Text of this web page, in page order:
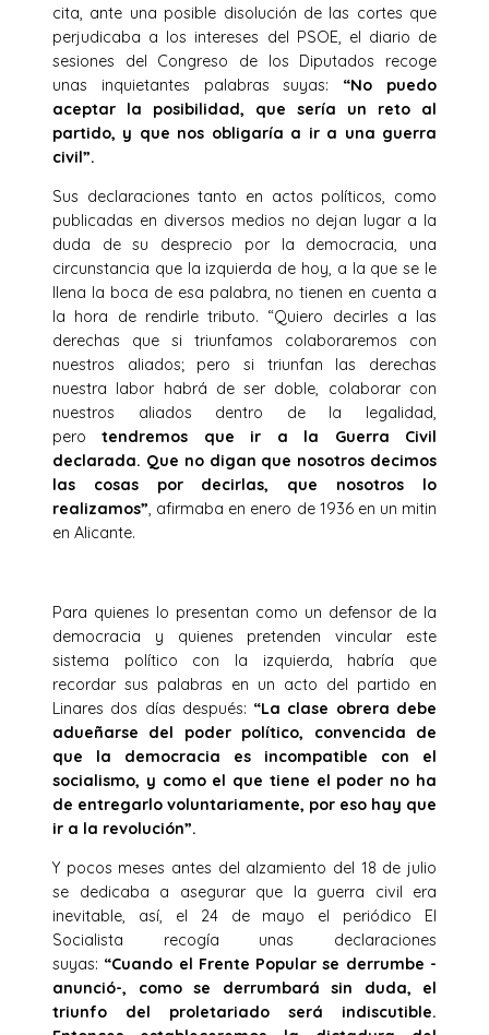
cita, ante una posible disolución de las cortes que
perjudicaba a los intereses del PSOE, el diario de
sesiones del Congreso de los Diputados recoge
unas inquietantes palabras suyas: “No puedo
aceptar la posibilidad, que sería un reto al
partido, y que nos obligaría a ir a una guerra
civil”.
Sus declaraciones tanto en actos políticos, como
publicadas en diversos medios no dejan lugar a la
duda de su desprecio por la democracia, una
circunstancia que la izquierda de hoy, a la que se le
llena la boca de esa palabra, no tienen en cuenta a
la hora de rendirle tributo. “Quiero decirles a las
derechas que si triunfamos colaboraremos con
nuestros aliados; pero si triunfan las derechas
nuestra labor habrá de ser doble, colaborar con
nuestros aliados dentro de la legalidad,
pero tendremos que ir a la Guerra Civil
declarada. Que no digan que nosotros decimos
las cosas por decirlas, que nosotros lo
realizamos”, afirmaba en enero de 1936 en un mitin
en Alicante.
Para quienes lo presentan como un defensor de la
democracia y quienes pretenden vincular este
sistema político con la izquierda, habría que
recordar sus palabras en un acto del partido en
Linares dos días después: “La clase obrera debe
adueñarse del poder político, convencida de
que la democracia es incompatible con el
socialismo, y como el que tiene el poder no ha
de entregarlo voluntariamente, por eso hay que
ir a la revolución”.
Y pocos meses antes del alzamiento del 18 de julio
se dedicaba a asegurar que la guerra civil era
inevitable, así, el 24 de mayo el periódico El
Socialista recogía unas declaraciones
suyas: “Cuando el Frente Popular se derrumbe -
anunció-, como se derrumbará sin duda, el
triunfo del proletariado será indiscutible.